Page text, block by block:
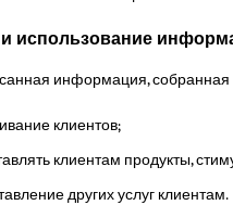
использование
информация, собранная
клиентов;
клиентам продукты,
других услуг клиентам.